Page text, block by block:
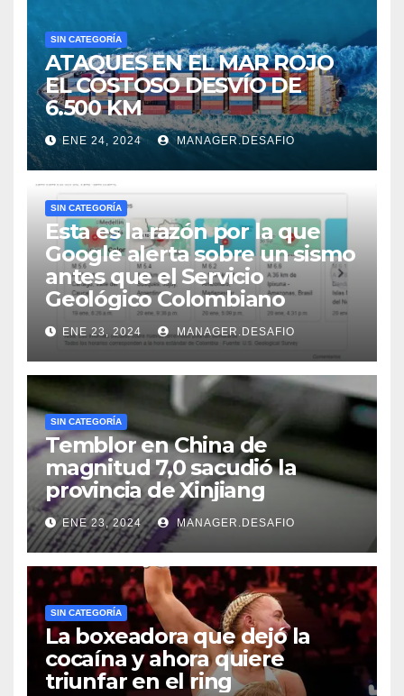
SIN CATEGORÍA
ATAQUES EN EL MAR ROJO
EL COSTOSO DESVÍO DE
6.500 KM
ENE 24, 2024 MANAGER.DESAFIO
SIN CATEGORÍA
Esta es la razón por la que
Google alerta sobre un sismo
antes que el Servicio
Geológico Colombiano
ENE 23, 2024 MANAGER.DESAFIO
SIN CATEGORÍA
Temblor en China de
magnitud 7,0 sacudió la
provincia de Xinjiang
ENE 23, 2024 MANAGER.DESAFIO
SIN CATEGORÍA
La boxeadora que dejó la
cocaína y ahora quiere
triunfar en el ring​